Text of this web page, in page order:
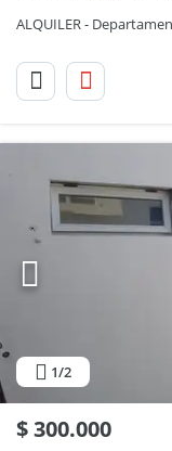
ALQUILER -
1/2
$300.000